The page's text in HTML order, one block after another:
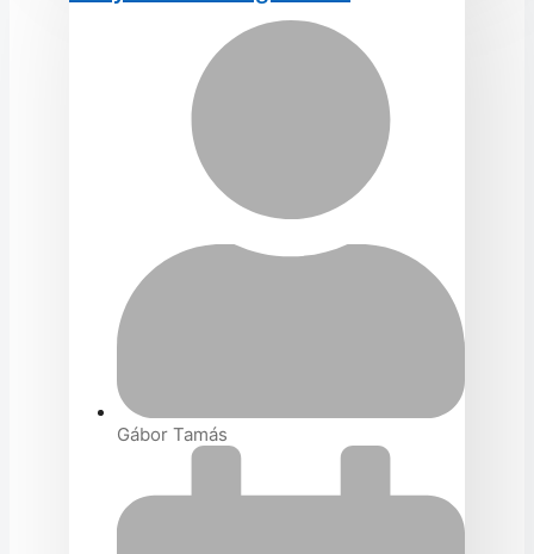
integrációs lehetőségeivel. A végső választás attól
függ, hogy mely tulajdonságok a legfontosabbak az
adott könyvelői iroda sajátos igényei szempontjából.
Gábor Tamás